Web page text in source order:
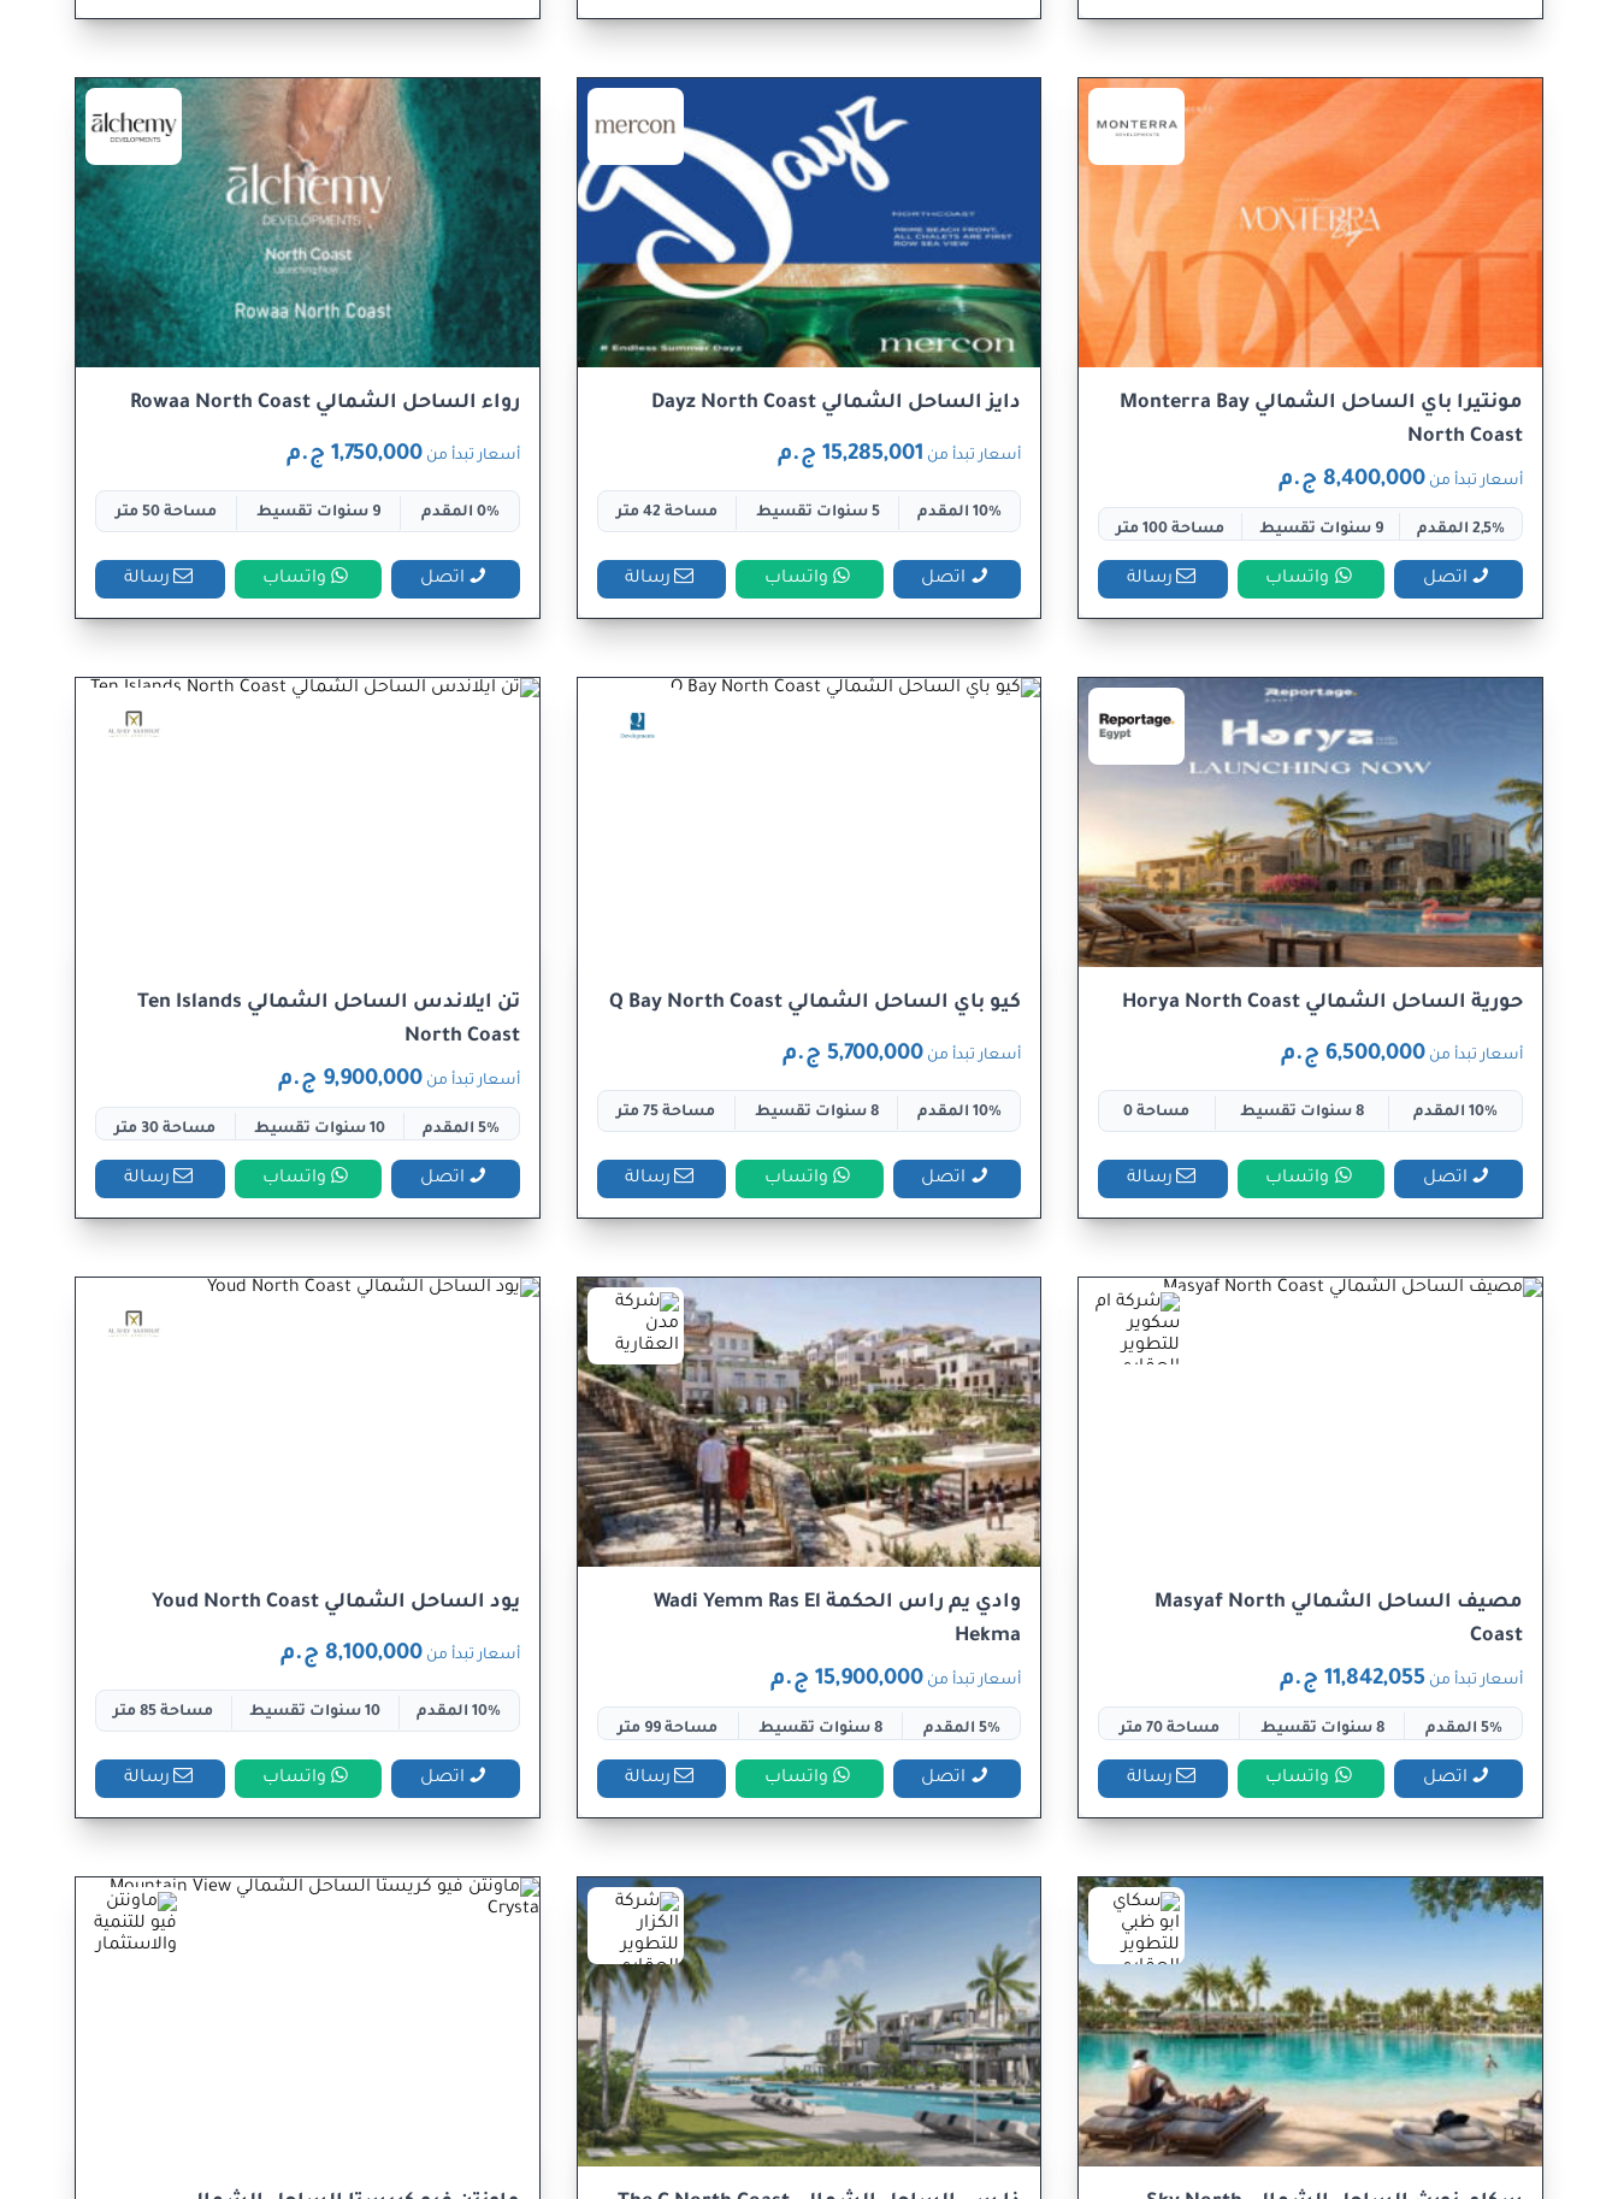
مونتيرا باي الساحل الشمالي Monterra Bay
North Coast
أسعار تبدأ من 8,400,000 ج.م
2,5% المقدم 9 سنوات تقسيط مساحة 100 متر
اتصل واتساب رسالة
دايز الساحل الشمالي Dayz North Coast
أسعار تبدأ من 15,285,001 ج.م
10% المقدم 5 سنوات تقسيط مساحة 42 متر
اتصل واتساب رسالة
رواء الساحل الشمالي Rowaa North Coast
أسعار تبدأ من1,750,000 ج.م
0% المقدم 9 سنوات تقسيط مساحة 50 متر
اتصل واتساب رسالة
حورية الساحل الشمالي Horya North Coast
أسعار تبدأ من 6,500,000 ج.م
10% المقدم 8 سنوات تقسيط مساحة 0
اتصل واتساب رسالة
كيو باي الساحل الشمالي Q Bay North Coast
أسعار تبدأ من 5,700,000 ج.م
10% المقدم 8 سنوات تقسيط مساحة 75 متر
اتصل واتساب رسالة
تن ايلاندس الساحل الشمالي Ten Islands
North Coast
أسعار تبدأ من9,900,000 ج.م
5% المقدم 10 سنوات تقسيط مساحة 30 متر
اتصل واتساب رسالة
مصيف الساحل الشمالي Masyaf North
Coast
أسعار تبدأ من 11,842,055 ج.م
5% المقدم 8 سنوات تقسيط مساحة 70 متر
اتصل واتساب رسالة
وادي يم راس الحكمة Wadi Yemm Ras El
Hekma
أسعار تبدأ من 15,900,000 ج.م
5% المقدم 8 سنوات تقسيط مساحة 99 متر
اتصل واتساب رسالة
يود الساحل الشمالي Youd North Coast
أسعار تبدأ من8,100,000 ج.م
10% المقدم 10 سنوات تقسيط مساحة 85 متر
اتصل واتساب رسالة